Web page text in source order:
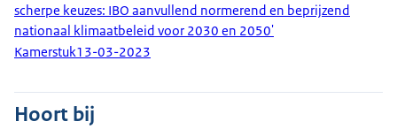
scherpe keuzes: IBO aanvullend normerend en beprijzend
nationaal klimaatbeleid voor 2030 en 2050'
Kamerstuk13-03-2023
Hoort bij